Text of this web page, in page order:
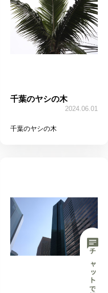
千葉のヤシの木
2024.06.01
千葉のヤシの木
chat
チャットで相談